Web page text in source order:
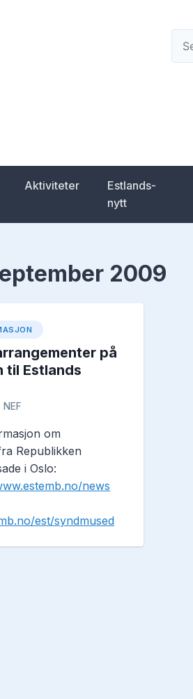
forening
Aktiviteter
Estlands-
nytt
2009
på
til Estlands
NEF
om
Republikken
i Oslo:
news
est/syndmused